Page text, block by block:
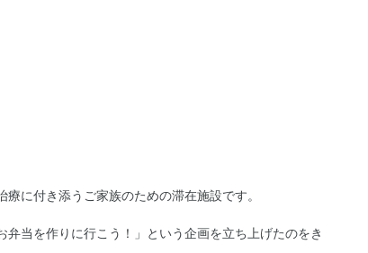
に付き添うご家族のための滞在施設です。
当を作りに行こう！」という企画を立ち上げたのをき